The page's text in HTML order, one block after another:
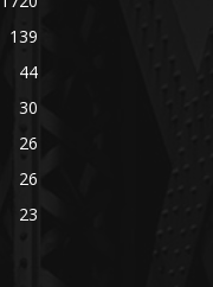
139
44
30
26
26
23